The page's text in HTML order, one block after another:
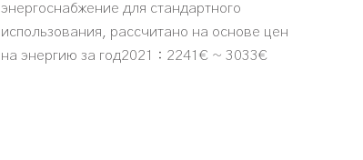
энергоснабжение для стандартного
использования, рассчитано на основе цен
на энергию за год2021 : 2241€ ~ 3033€